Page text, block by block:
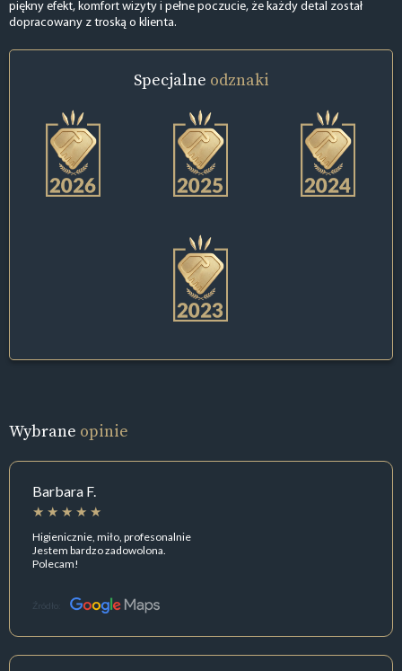
piękny efekt, komfort wizyty i pełne poczucie, że każdy detal został
dopracowany z troską o klienta.
Specjalne odznaki
Wybrane opinie
Barbara F.
Higienicznie, miło, profesonalnie
Jestem bardzo zadowolona.
Polecam!
Źródło: